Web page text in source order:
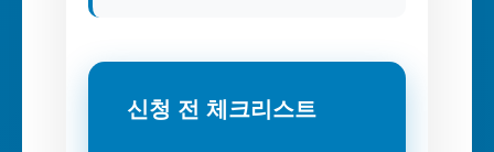
신청 전 체크리스트